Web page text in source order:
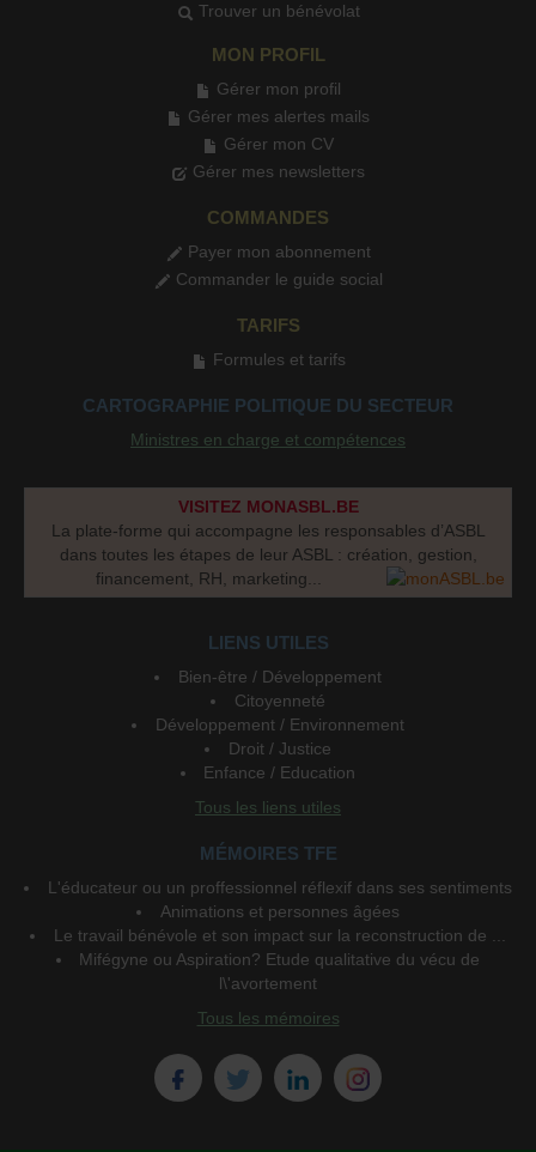
Trouver un bénévolat
MON PROFIL
Gérer mon profil
Gérer mes alertes mails
Gérer mon CV
Gérer mes newsletters
COMMANDES
Payer mon abonnement
Commander le guide social
TARIFS
Formules et tarifs
CARTOGRAPHIE POLITIQUE DU SECTEUR
Ministres en charge et compétences
VISITEZ MONASBL.BE
La plate-forme qui accompagne les responsables d’ASBL
dans toutes les étapes de leur ASBL : création, gestion,
financement, RH, marketing...
LIENS UTILES
Bien-être / Développement
Citoyenneté
Développement / Environnement
Droit / Justice
Enfance / Education
Tous les liens utiles
MÉMOIRES TFE
L'éducateur ou un proffessionnel réflexif dans ses sentiments
Animations et personnes âgées
Le travail bénévole et son impact sur la reconstruction de ...
Mifégyne ou Aspiration? Etude qualitative du vécu de
l\'avortement
Tous les mémoires